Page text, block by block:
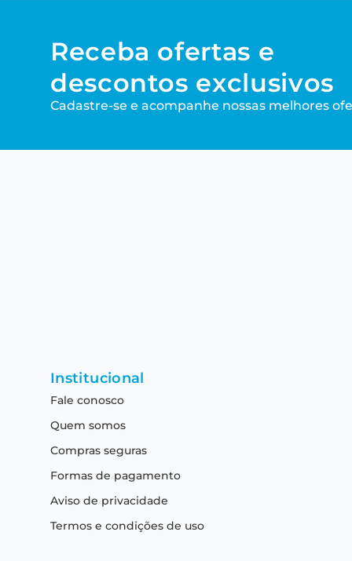
Receba ofertas e
descontos exclusivos
Cadastre-se e acompanhe nossas melhores
Institucional
Fale conosco
Quem somos
Compras seguras
Formas de pagamento
Aviso de privacidade
Termos e condições de uso